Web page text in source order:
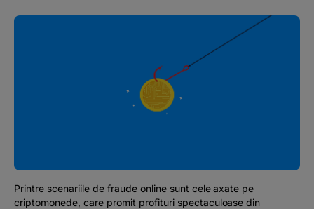
Pentru antreprenori
Printre scenariile de fraude online sunt cele axate pe
criptomonede, care promit profituri spectaculoase din